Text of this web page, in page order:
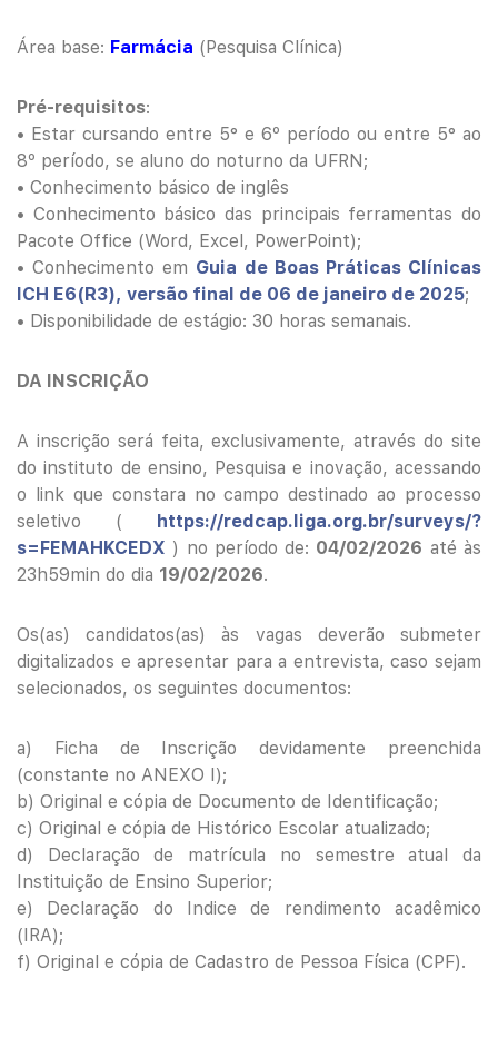
Área base: Farmácia (Pesquisa Clínica)
Pré-requisitos:
• Estar cursando entre 5° e 6º período ou entre 5° ao
8º período, se aluno do noturno da UFRN;
• Conhecimento básico de inglês
• Conhecimento básico das principais ferramentas do
Pacote Office (Word, Excel, PowerPoint);
• Conhecimento em Guia de Boas Práticas Clínicas
ICH E6(R3), versão final de 06 de janeiro de 2025;
• Disponibilidade de estágio: 30 horas semanais.
DA INSCRIÇÃO
A inscrição será feita, exclusivamente, através do site
do instituto de ensino, Pesquisa e inovação, acessando
o link que constara no campo destinado ao processo
seletivo ( https://redcap.liga.org.br/surveys/?
s=FEMAHKCEDX ) no período de: 04/02/2026 até às
23h59min do dia 19/02/2026.
Os(as) candidatos(as) às vagas deverão submeter
digitalizados e apresentar para a entrevista, caso sejam
selecionados, os seguintes documentos:
a) Ficha de Inscrição devidamente preenchida
(constante no ANEXO I);
b) Original e cópia de Documento de Identificação;
c) Original e cópia de Histórico Escolar atualizado;
d) Declaração de matrícula no semestre atual da
Instituição de Ensino Superior;
e) Declaração do Indice de rendimento acadêmico
(IRA);
f) Original e cópia de Cadastro de Pessoa Física (CPF).